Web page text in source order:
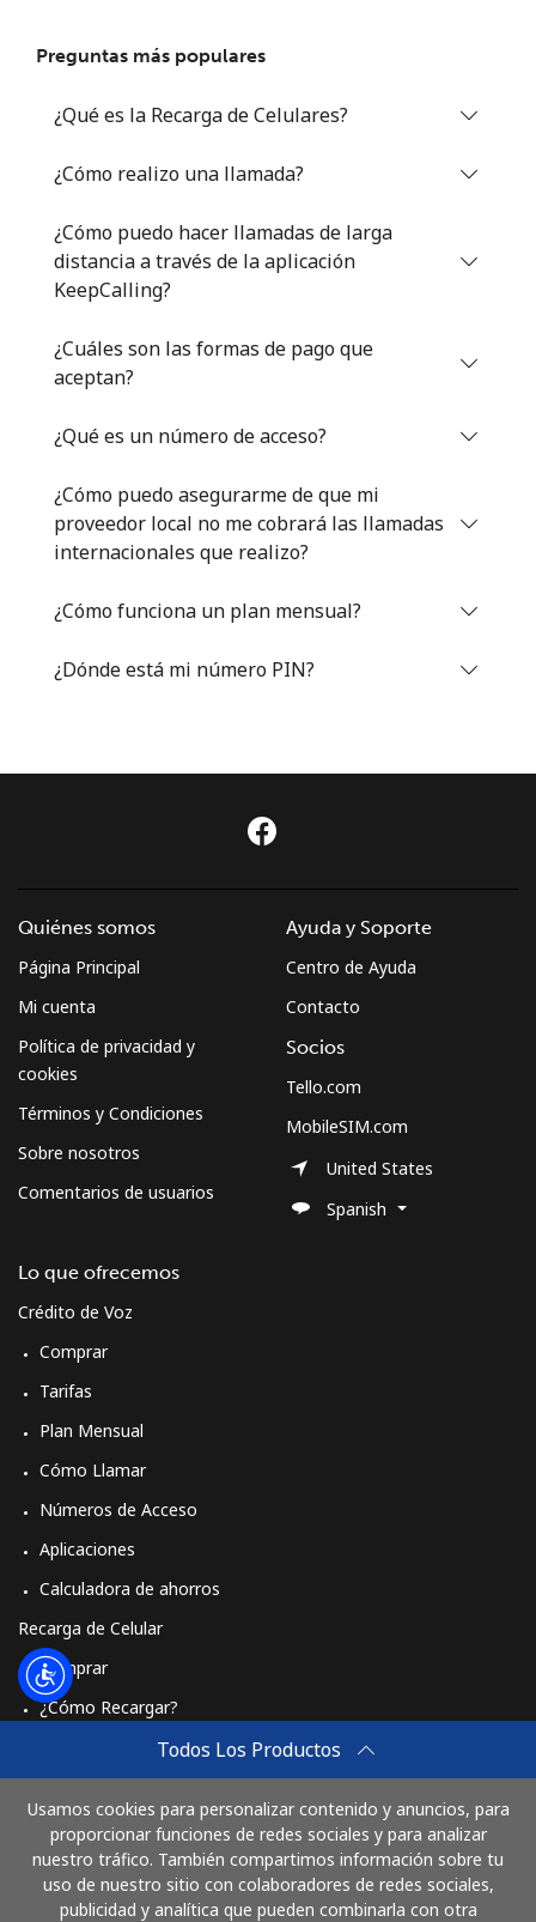
¿Olvidaste tu contraseña? →
Iniciar Sesión
Preguntas más populares
¿Qué es la Recarga de Celulares?
¿Cómo realizo una llamada?
¿Cómo puedo hacer llamadas de larga
distancia a través de la aplicación
KeepCalling?
¿Cuáles son las formas de pago que
aceptan?
¿Qué es un número de acceso?
¿Cómo puedo asegurarme de que mi
proveedor local no me cobrará las llamadas
internacionales que realizo?
¿Cómo funciona un plan mensual?
¿Dónde está mi número PIN?
Todos Los Productos
Usamos cookies para personalizar contenido y anuncios, para
proporcionar funciones de redes sociales y para analizar
nuestro tráfico. También compartimos información sobre tu
uso de nuestro sitio con colaboradores de redes sociales,
publicidad y analítica que pueden combinarla con otra
Quiénes somos
Página Principal
Mi cuenta
Política de privacidad y
cookies
Términos y Condiciones
Sobre nosotros
Comentarios de usuarios
Lo que ofrecemos
Crédito de Voz
Comprar
Tarifas
Plan Mensual
Cómo Llamar
Números de Acceso
Aplicaciones
Calculadora de ahorros
Recarga de Celular
Comprar
¿Cómo Recargar?
Comprar
Cómo funciona
Ayuda y Soporte
Centro de Ayuda
Contacto
Socios
Tello.com
MobileSIM.com
United States
Spanish
Paga con